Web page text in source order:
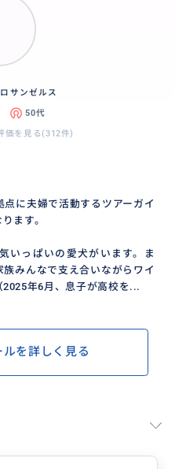
ロサンゼルス
50代
価を見る(312件)
に夫婦で活動するツアーガイ
ます。
いっぱいの愛犬がいます。ま
みんなで支え合いながらワイ
年6月、息子が高校を...
を詳しく見る